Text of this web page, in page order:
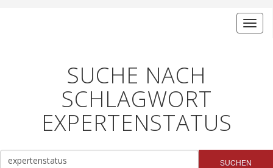
SUCHE NACH
SCHLAGWORT
EXPERTENSTATUS
SUCHEN